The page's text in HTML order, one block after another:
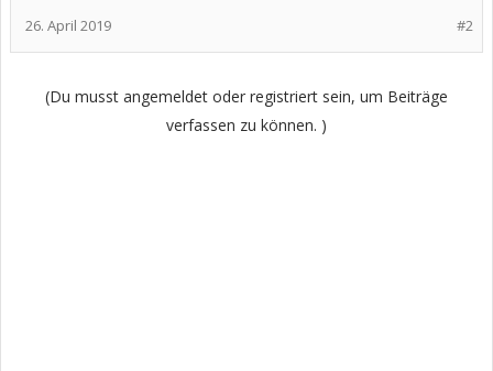
#2
26. April 2019
(Du musst angemeldet oder registriert sein, um Beiträge
verfassen zu können. )